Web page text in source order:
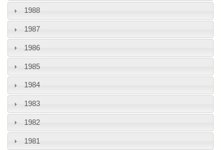
1988
1987
1986
1985
1984
1983
1982
1981